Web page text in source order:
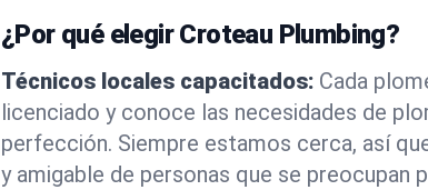
¿Por qué elegir Croteau Plumbing?
Técnicos locales capacitados: Cada
licenciado y conoce las necesidades de
perfección. Siempre estamos cerca, así
y amigable de personas que se preocupan